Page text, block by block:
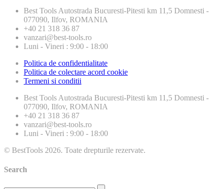
Best Tools Autostrada Bucuresti-Pitesti km 11,5 Domnesti -
077090, Ilfov, ROMANIA
+40 21 318 36 87
vanzari@best-tools.ro
Luni - Vineri : 9:00 - 18:00
Politica de confidentialitate
Politica de colectare acord cookie
Termeni si conditii
Best Tools Autostrada Bucuresti-Pitesti km 11,5 Domnesti -
077090, Ilfov, ROMANIA
+40 21 318 36 87
vanzari@best-tools.ro
Luni - Vineri : 9:00 - 18:00
© BestTools 2026. Toate drepturile rezervate.
Search